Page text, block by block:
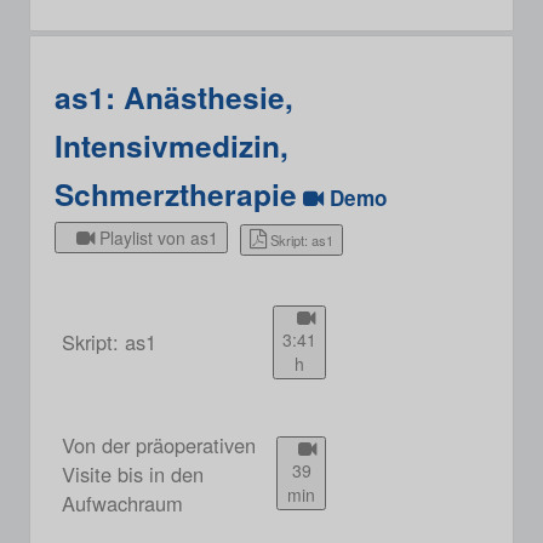
as1: Anästhesie,
Intensivmedizin,
Schmerztherapie
Demo
Playlist von as1 Skript: as1
Skript: as1
3:41
h
Von der präoperativen
Visite bis in den
Aufwachraum
39
min